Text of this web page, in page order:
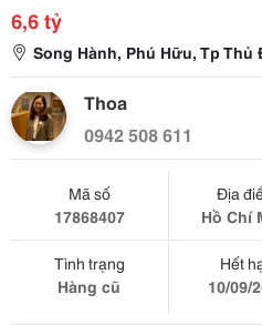
6,6 tỷ
Song Hành, Phú Hữu, Tp Thủ
Thoa
0942 508 611
Mã số
17868407
Địa
Hồ Chí
Tình trạng
Hàng cũ
Hết
10/09/